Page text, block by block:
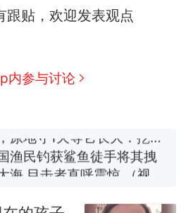
跟贴，欢迎发表观点
内参与讨论
师一句“跟我回家”改写了
厨“全国小炒肉大王”称
，仅凭视频评出？中国烹饪
多朵
渔民钓获鲨鱼徒手将其拽
海 目击者直呼震惊 （视频
通报